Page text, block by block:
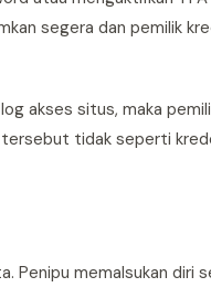
segera dan pemilik
akses situs, maka
tidak seperti
Penipu memalsukan diri